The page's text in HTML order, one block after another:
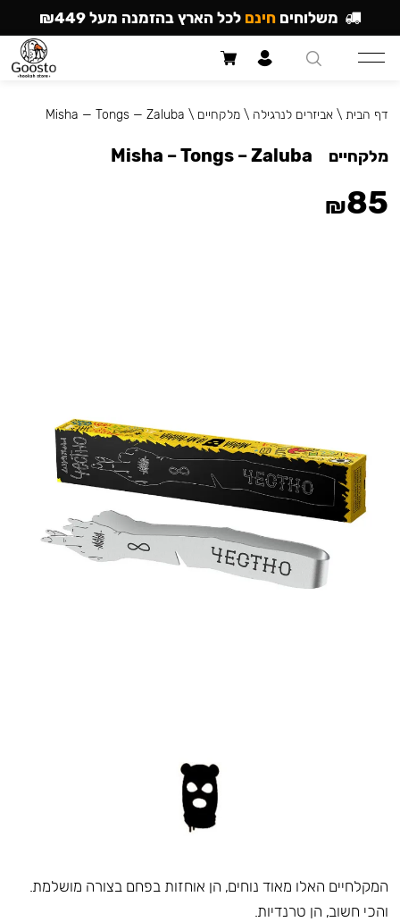
המקלחיים האלו מאוד נוחים, הן אוחזות בפחם בצורה מושלמת.
והכי חשוב, הן טרנדיות.
דף הבית \אביזרים לנרגילה \מלקחיים \
Misha — Tongs — Zaluba
מלקחיים Misha – Tongs – Zaluba
₪85
משלוחים חינם לכל הארץ בהזמנה מעל ₪449